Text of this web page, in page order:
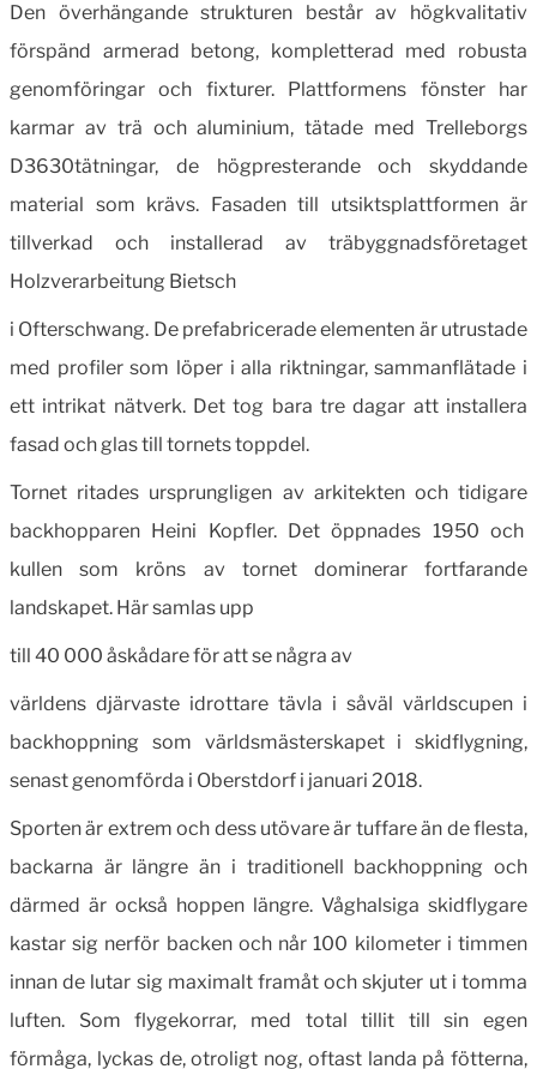
Den överhängande strukturen består av hög­kvalitativ
förspänd armerad betong, kompletterad med robusta
genomföringar och fixturer. Platt­formens fönster har
karmar av trä och aluminium, tätade med Trelleborgs
D3630­tätningar, de högpres­terande och skyddande
material som krävs. Fasaden till utsiktsplattformen är
tillverkad och installerad av träbyggnadsföretaget
Holzverarbeitung Bietsch
i Ofterschwang. De prefabricerade elementen är utrustade
med profiler som löper i alla riktningar, sammanflätade i
ett intrikat nätverk. Det tog bara tre dagar att installera
fasad och glas till tornets toppdel.
Tornet ritades ursprungligen av arki­tekten och tidigare
backhopparen Heini Kopfler. Det öppnades 1950 och
kullen som kröns av tornet dominerar fort­farande
landskapet. Här samlas upp
till 40 000 åskådare för att se några av
världens djärvaste idrottare tävla i såväl världscupen i
backhoppning som världs­mästerskapet i skidflygning,
senast genomförda i Oberstdorf i januari 2018.
Sporten är extrem och dess utövare är tuffare än de flesta,
backarna är längre än i traditionell backhoppning och
därmed är också hoppen längre. Våghalsiga skid­flygare
kastar sig nerför backen och når 100 kilometer i timmen
innan de lutar sig maximalt framåt och skjuter ut i tomma
luften. Som flygekorrar, med total tillit till sin egen
förmåga, lyckas de, otroligt nog, oftast landa på fötterna,